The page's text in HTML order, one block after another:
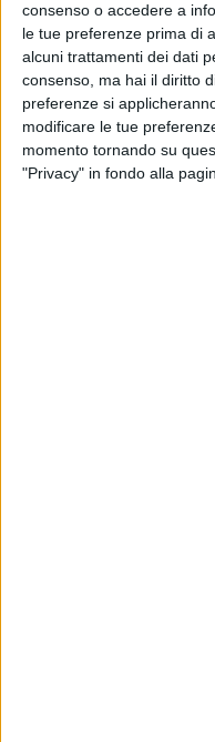
consenso o accedere a
le tue preferenze prima di
alcuni trattamenti dei dati
consenso, ma hai il diritto
preferenze si
modificare le tue
momento tornando su
"Privacy" in fondo alla
News correlate